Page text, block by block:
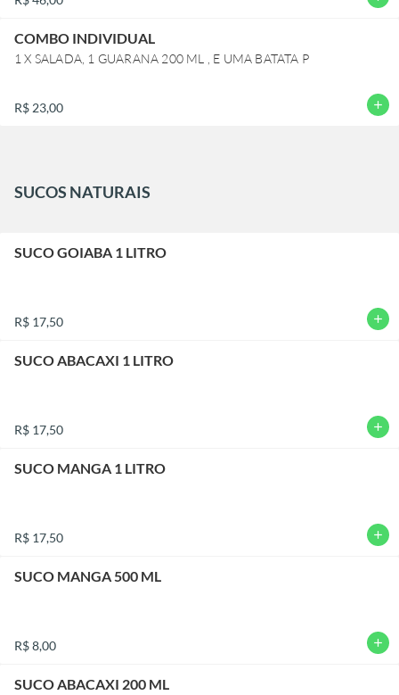
COMBO INDIVIDUAL
1 X SALADA, 1 GUARANA 200 ML , E UMA BATATA P
R$ 23,00 add
SUCOS NATURAIS
SUCO GOIABA 1 LITRO
R$ 17,50 add
SUCO ABACAXI 1 LITRO
R$ 17,50 add
SUCO MANGA 1 LITRO
R$ 17,50 add
SUCO MANGA 500 ML
R$ 8,00 add
SUCO ABACAXI 200 ML